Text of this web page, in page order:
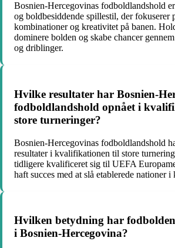
Bosnien-Hercegovinas fodboldlandshold
og boldbesiddende spillestil, der fokuserer
kombinationer og kreativitet på banen.
dominere bolden og skabe chancer
og driblinger.
Hvilke resultater har Bosnien-
fodboldlandshold opnået i
store turneringer?
Bosnien-Hercegovinas fodboldlandshold
resultater i kvalifikationen til store
tidligere kvalificeret sig til UEFA
haft succes med at slå etablerede nationer
Hvilken betydning har
i Bosnien-Hercegovina?